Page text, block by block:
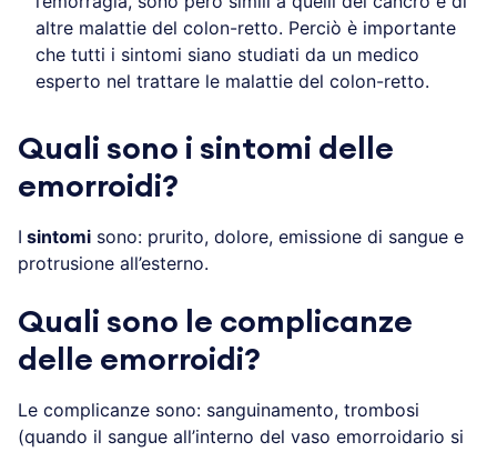
altre malattie del colon-retto. Perciò è importante
che tutti i sintomi siano studiati da un medico
esperto nel trattare le malattie del colon-retto.
Quali sono i sintomi delle
emorroidi?
I sintomi sono: prurito, dolore, emissione di sangue e
protrusione all’esterno.
Quali sono le complicanze
delle emorroidi?
Le complicanze sono: sanguinamento, trombosi
(quando il sangue all’interno del vaso emorroidario si